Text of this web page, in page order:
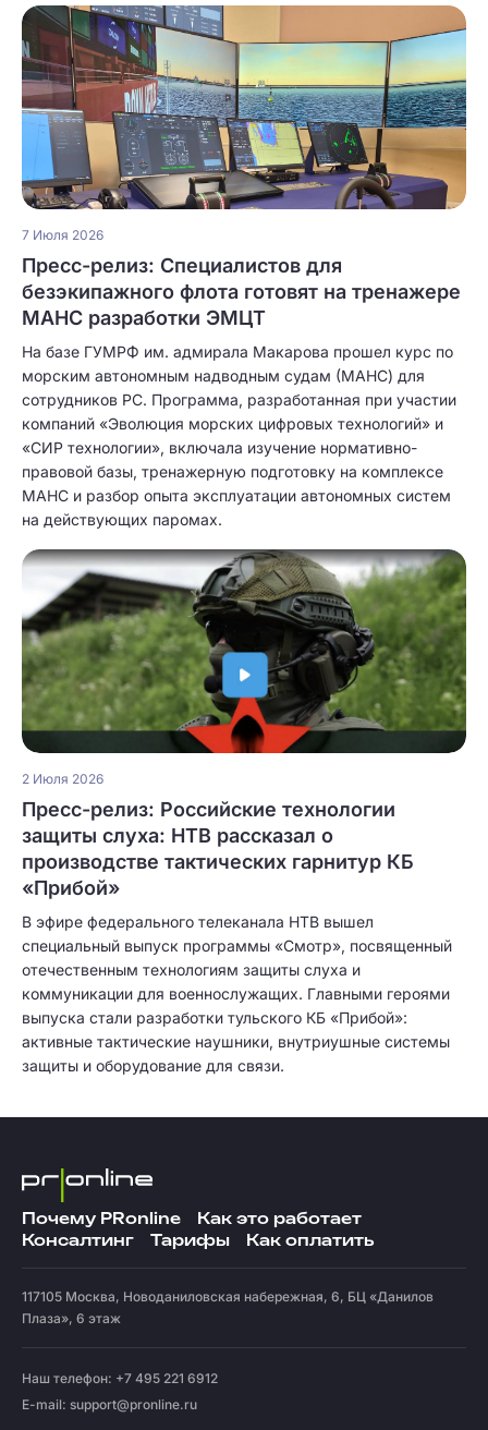
7 Июля 2026
Пресс-релиз: Специалистов для
безэкипажного флота готовят на тренажере
МАНС разработки ЭМЦТ
На базе ГУМРФ им. адмирала Макарова прошел курс по
морским автономным надводным судам (МАНС) для
сотрудников РС. Программа, разработанная при участии
компаний «Эволюция морских цифровых технологий» и
«СИР технологии», включала изучение нормативно-
правовой базы, тренажерную подготовку на комплексе
МАНС и разбор опыта эксплуатации автономных систем
на действующих паромах.
2 Июля 2026
Пресс-релиз: Российские технологии
защиты слуха: НТВ рассказал о
производстве тактических гарнитур КБ
«Прибой»
В эфире федерального телеканала НТВ вышел
специальный выпуск программы «Смотр», посвященный
отечественным технологиям защиты слуха и
коммуникации для военнослужащих. Главными героями
выпуска стали разработки тульского КБ «Прибой»:
активные тактические наушники, внутриушные системы
защиты и оборудование для связи.
Почему PRonline
Как это работает
Консалтинг
Тарифы Как оплатить
117105 Москва, Новоданиловская набережная, 6, БЦ «Данилов
Плаза», 6 этаж
Наш телефон: +7 495 221 6912
E-mail: support@pronline.ru